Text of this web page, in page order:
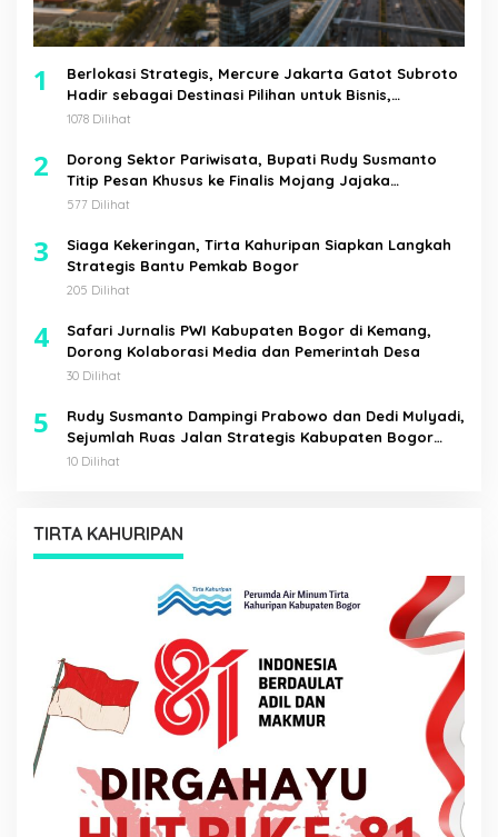
1
Berlokasi Strategis, Mercure Jakarta Gatot Subroto
Hadir sebagai Destinasi Pilihan untuk Bisnis,
Staycation, Meeting, dan Kuliner di Jakarta Selatan
1078 Dilihat
2
Dorong Sektor Pariwisata, Bupati Rudy Susmanto
Titip Pesan Khusus ke Finalis Mojang Jajaka
Kabupaten Bogor
577 Dilihat
3
Siaga Kekeringan, Tirta Kahuripan Siapkan Langkah
Strategis Bantu Pemkab Bogor
205 Dilihat
4
Safari Jurnalis PWI Kabupaten Bogor di Kemang,
Dorong Kolaborasi Media dan Pemerintah Desa
30 Dilihat
5
Rudy Susmanto Dampingi Prabowo dan Dedi Mulyadi,
Sejumlah Ruas Jalan Strategis Kabupaten Bogor
Diresmikan
10 Dilihat
TIRTA KAHURIPAN